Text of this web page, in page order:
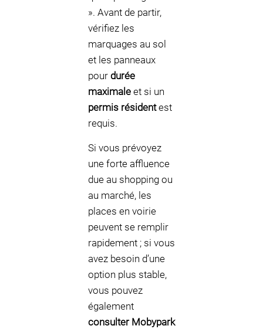
». Avant de partir,
vérifiez les
marquages au sol
et les panneaux
pour durée
maximale et si un
permis résidentest
requis.
Si vous prévoyez
une forte affluence
due au shopping ou
au marché, les
places en voirie
peuvent se remplir
rapidement ; si vous
avez besoin d’une
option plus stable,
vous pouvez
également
consulter Mobypark